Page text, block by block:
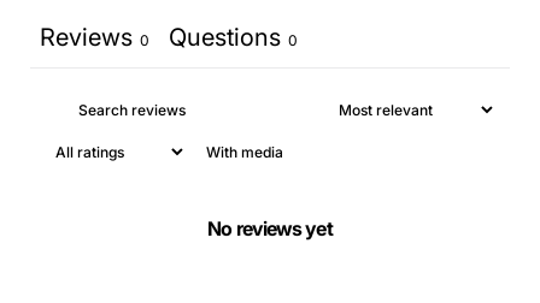
Reviews 0 Questions 0
With media
No reviews yet